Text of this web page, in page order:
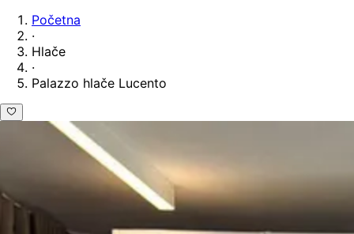
Početna
·
Hlače
·
Palazzo hlače Lucento